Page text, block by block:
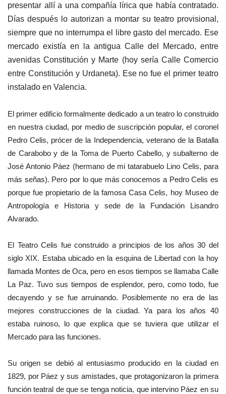
presentar allí a una compañía lírica que había contratado.
Días después lo autorizan a montar su teatro provisional,
siempre que no interrumpa el libre gasto del mercado. Ese
mercado existía en la antigua Calle del Mercado, entre
avenidas Constitución y Marte (hoy sería Calle Comercio
entre Constitución y Urdaneta). Ese no fue el primer teatro
instalado en Valencia.
El primer edificio formalmente dedicado a un teatro lo construido
en nuestra ciudad, por medio de suscripción popular, el coronel
Pedro Celis, prócer de la Independencia, veterano de la Batalla
de Carabobo y de la Toma de Puerto Cabello, y subalterno de
José Antonio Páez (hermano de mi tatarabuelo Lino Celis, para
más señas). Pero por lo que más conocemos a Pedro Celis es
porque fue propietario de la famosa Casa Celis, hoy Museo de
Antropología e Historia y sede de la Fundación Lisandro
Alvarado.
El Teatro Celis fue construido a principios de los años 30 del
siglo XIX. Estaba ubicado en la esquina de Libertad con la hoy
llamada Montes de Oca, pero en esos tiempos se llamaba Calle
La Paz. Tuvo sus tiempos de esplendor, pero, como todo, fue
decayendo y se fue arruinando. Posiblemente no era de las
mejores construcciones de la ciudad. Ya para los años 40
estaba ruinoso, lo que explica que se tuviera que utilizar el
Mercado para las funciones.
Su origen se debió al entusiasmo producido en la ciudad en
1829, por Páez y sus amistades, que protagonizaron la primera
función teatral de que se tenga noticia, que intervino Páez en su